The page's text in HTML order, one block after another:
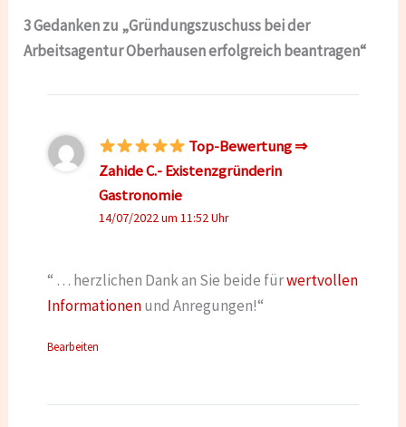
3 Gedanken zu „Gründungszuschuss bei der
Arbeitsagentur Oberhausen erfolgreich beantragen“
Top-Bewertung ⇒
Zahide C.- Existenzgründerin
Gastronomie
14/07/2022 um 11:52 Uhr
“ … herzlichen Dank an Sie beide fürwertvollen
Informationenund Anregungen!“
Bearbeiten